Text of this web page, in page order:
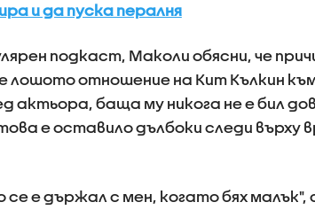
и да пуска пералня
подкаст, Маколи обясни, че
лошото отношение на Кит Кълкин към
актьора, баща му никога не е бил
е оставило дълбоки следи върху
се е държал с мен, когато бях малък",